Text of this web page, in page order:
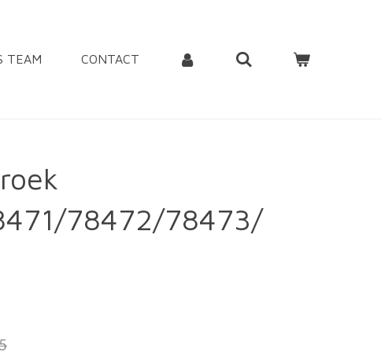
TEAM CONTACT
78472/78473/